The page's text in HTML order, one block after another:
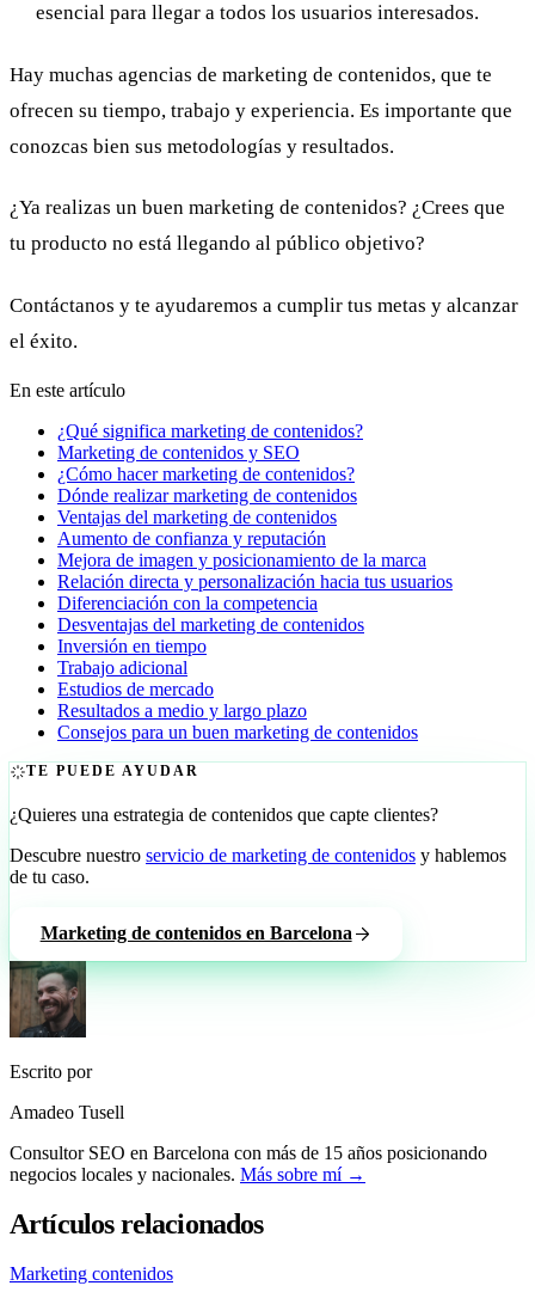
esencial para llegar a todos los usuarios interesados.
Hay muchas agencias de marketing de contenidos, que te
ofrecen su tiempo, trabajo y experiencia. Es importante que
conozcas bien sus metodologías y resultados.
¿Ya realizas un buen marketing de contenidos? ¿Crees que
tu producto no está llegando al público objetivo?
Contáctanos y te ayudaremos a cumplir tus metas y alcanzar
el éxito.
En este artículo
¿Qué significa marketing de contenidos?
Marketing de contenidos y SEO
¿Cómo hacer marketing de contenidos?
Dónde realizar marketing de contenidos
Ventajas del marketing de contenidos
Aumento de confianza y reputación
Mejora de imagen y posicionamiento de la marca
Relación directa y personalización hacia tus usuarios
Diferenciación con la competencia
Desventajas del marketing de contenidos
Inversión en tiempo
Trabajo adicional
Estudios de mercado
Resultados a medio y largo plazo
Consejos para un buen marketing de contenidos
TE PUEDE AYUDAR
¿Quieres una estrategia de contenidos que capte clientes?
Descubre nuestro servicio de marketing de contenidos y hablemos
de tu caso.
Marketing de contenidos en Barcelona
Escrito por
Amadeo Tusell
Consultor SEO en Barcelona con más de 15 años posicionando
negocios locales y nacionales. Más sobre mí →
Artículos relacionados
Marketing contenidos